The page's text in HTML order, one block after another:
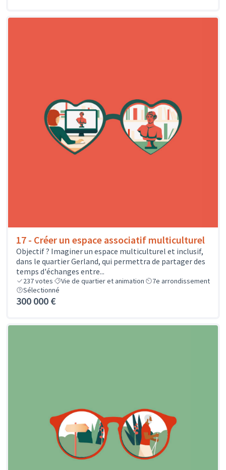
17 - Créer un espace associatif multiculturel
Objectif ? Imaginer un espace multiculturel et inclusif,
dans le quartier Gerland, qui permettra de partager des
temps d'échanges entre...
237votes Vie de quartier et animation
7e arrondissement
Sélectionné
300 000 €